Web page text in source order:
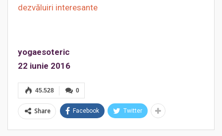
dezvăluiri interesante
yogaesoteric
22 iunie 2016
0
45.528
Share Facebook Twitter